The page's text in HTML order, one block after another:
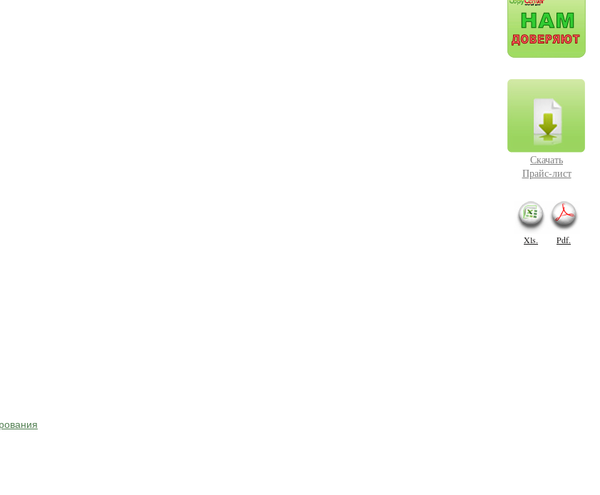
Скачать
Прайс-лист
Xls. Pdf.